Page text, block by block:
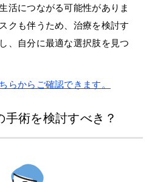
活につながる可能性がありま
クも伴うため、治療を検討す
、自分に最適な選択肢を見つ
らからご確認できます。
手術を検討すべき？